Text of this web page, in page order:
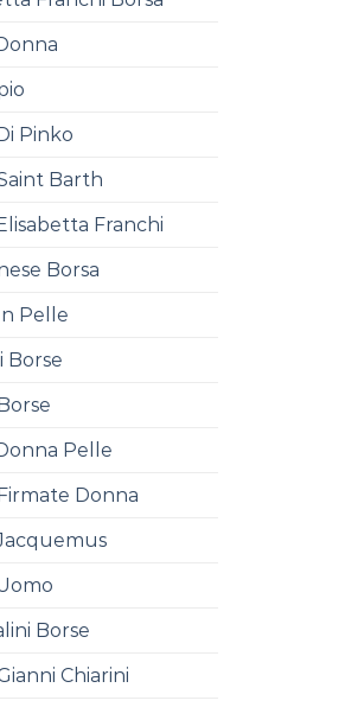
Pinko
Barth
Franchi
Borsa
Pelle
Borse
Pelle
Donna
Borse
Chiarini